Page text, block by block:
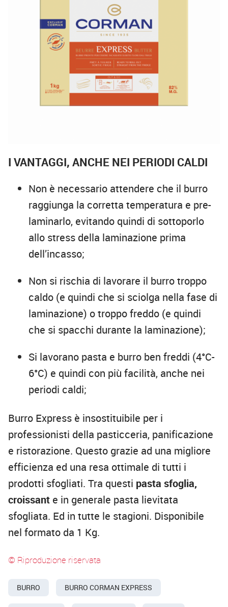
I VANTAGGI, ANCHE NEI PERIODI CALDI
Non è necessario attendere che il burro
raggiunga la corretta temperatura e pre-
laminarlo, evitando quindi di sottoporlo
allo stress della laminazione prima
dell’incasso;
Non si rischia di lavorare il burro troppo
caldo (e quindi che si sciolga nella fase di
laminazione) o troppo freddo (e quindi
che si spacchi durante la laminazione);
Si lavorano pasta e burro ben freddi (4°C-
6°C) e quindi con più facilità, anche nei
periodi caldi;
Burro Express è insostituibile per i
professionisti della pasticceria, panificazione
e ristorazione. Questo grazie ad una migliore
efficienza ed una resa ottimale di tutti i
prodotti sfogliati. Tra questi pasta sfoglia,
croissant e in generale pasta lievitata
sfogliata. Ed in tutte le stagioni. Disponibile
nel formato da 1 Kg.
© Riproduzione riservata
BURRO BURRO CORMAN EXPRESS